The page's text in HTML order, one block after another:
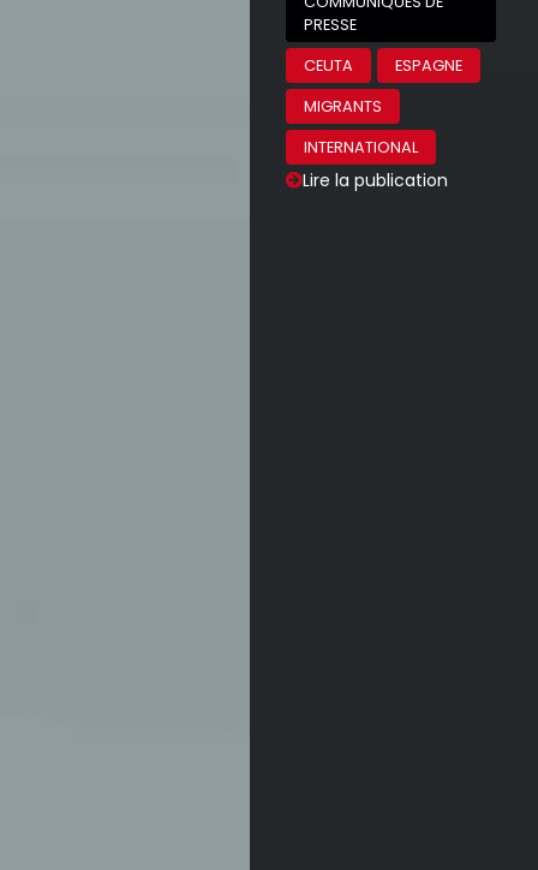
PRESSE
CEUTA
ESPAGNE
MIGRANTS
INTERNATIONAL
Lire la publication